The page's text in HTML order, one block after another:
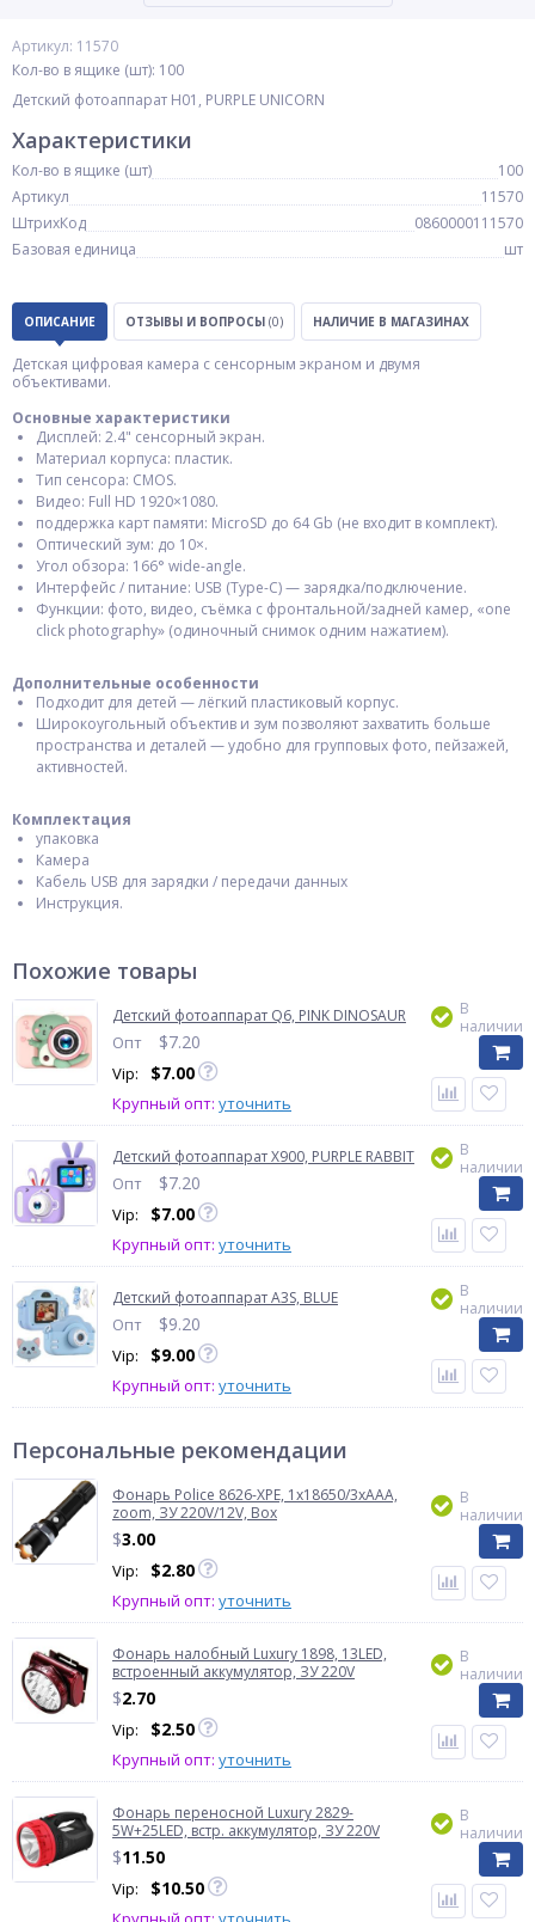
Артикул: 11570
Кол-во в ящике (шт): 100
Детский фотоаппарат H01, PURPLE UNICORN
Характеристики
Кол-во в ящике (шт)
100
Артикул
11570
ШтрихКод
0860000111570
Базовая единица
шт
ОПИСАНИЕ ОТЗЫВЫ И ВОПРОСЫ (0) НАЛИЧИЕ В МАГАЗИНАХ
Детская цифровая камера с сенсорным экраном и двумя
объективами.
Основные характеристики
Дисплей: 2.4" сенсорный экран.
Материал корпуса: пластик.
Тип сенсора: CMOS.
Видео: Full HD 1920×1080.
поддержка карт памяти: MicroSD до 64 Gb (не входит в комплект).
Оптический зум: до 10×.
Угол обзора: 166° wide-angle.
Интерфейс / питание: USB (Type-C) — зарядка/подключение.
Функции: фото, видео, съёмка с фронтальной/задней камер, «one
click photography» (одиночный снимок одним нажатием).
Дополнительные особенности
Подходит для детей — лёгкий пластиковый корпус.
Широкоугольный объектив и зум позволяют захватить больше
пространства и деталей — удобно для групповых фото, пейзажей,
активностей.
Комплектация
упаковка
Камера
Кабель USB для зарядки / передачи данных
Инструкция.
Похожие товары
Детский фотоаппарат Q6, PINK DINOSAUR
Опт $7.20
Vip: $7.00
Крупный опт: уточнить
В
наличии
Детский фотоаппарат X900, PURPLE RABBIT
Опт $7.20
Vip: $7.00
Крупный опт: уточнить
В
наличии
Детский фотоаппарат A3S, BLUE
Опт $9.20
Vip: $9.00
Крупный опт: уточнить
В
наличии
Персональные рекомендации
Фонарь Police 8626-XPE, 1х18650/3xAAA,
zoom, ЗУ 220V/12V, Box
$3.00
Vip: $2.80
Крупный опт: уточнить
В
наличии
Фонарь налобный Luxury 1898, 13LED,
встроенный аккумулятор, ЗУ 220V
$2.70
Vip: $2.50
Крупный опт: уточнить
В
наличии
Фонарь переносной Luxury 2829-
5W+25LED, встр. аккумулятор, ЗУ 220V
$11.50
Vip: $10.50
В
наличии